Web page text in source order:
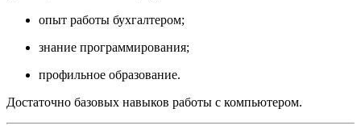
опыт работы бухгалтером;
знание программирования;
профильное образование.
Достаточно базовых навыков работы с компьютером.